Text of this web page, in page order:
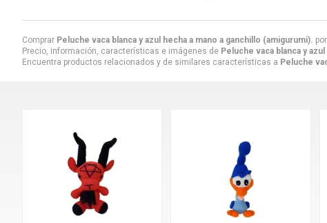
Comprar Peluche vaca blanca y azul hecha a mano a ganchillo (amigurumi). por
Precio, información, características e imágenes de Peluche vaca blanca y
Encuentra productos relacionados y de similares características a Peluche